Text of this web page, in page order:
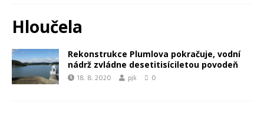
Hloučela
Rekonstrukce Plumlova pokračuje, vodní
nádrž zvládne desetitisíciletou povodeň
18. 8. 2020 pjk 0